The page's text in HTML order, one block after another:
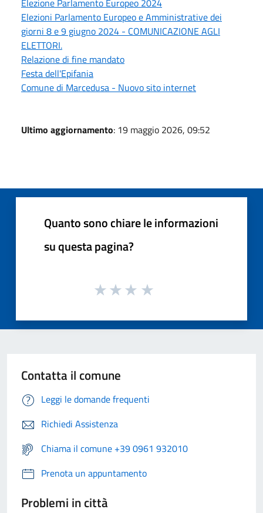
Elezioni Parlamento Europeo e Amministrative dei
giorni 8 e 9 giugno 2024 - COMUNICAZIONE AGLI
ELETTORI.
Relazione di fine mandato
Festa dell'Epifania
Comune di Marcedusa - Nuovo sito internet
Ultimo aggiornamento: 19 maggio 2026, 09:52
Quanto sono chiare le informazioni
su questa pagina?
Contatta il comune
Leggi le domande frequenti
Richiedi Assistenza
Chiama il comune +39 0961 932010
Prenota un appuntamento
Problemi in città